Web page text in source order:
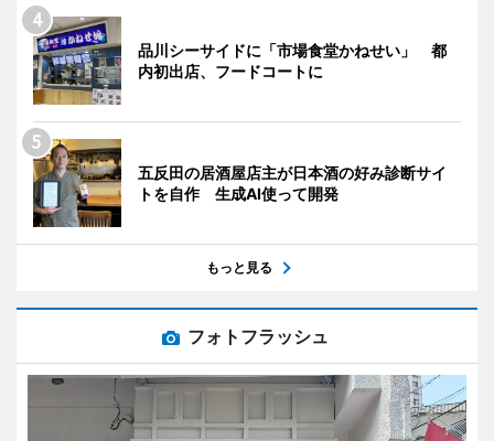
品川シーサイドに「市場食堂かねせい」 都
内初出店、フードコートに
五反田の居酒屋店主が日本酒の好み診断サイ
トを自作 生成AI使って開発
もっと見る
フォトフラッシュ